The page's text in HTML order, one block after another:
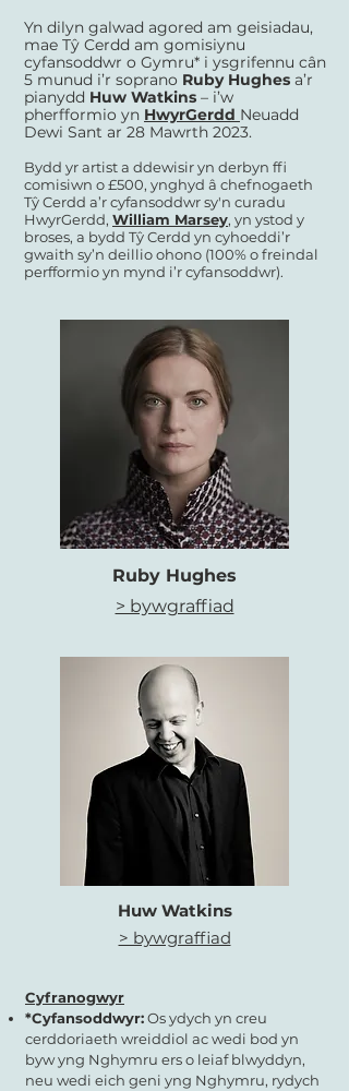
Yn dilyn galwad agored am geisiadau,
mae Tŷ Cerdd am gomisiynu
cyfansoddwr o Gymru* i ysgrifennu cân
5 munud i’r soprano Ruby Hughes a’r
pianydd Huw Watkins – i’w
pherfformio yn HwyrGerdd Neuadd
Dewi Sant ar 28 Mawrth 2023.
Bydd yr artist a ddewisir yn derbyn ffi
comisiwn o £500, ynghyd â chefnogaeth
Tŷ Cerdd a’r cyfansoddwr sy'n curadu
HwyrGerdd, William Marsey, yn ystod y
broses, a bydd Tŷ Cerdd yn cyhoeddi’r
gwaith sy’n deillio ohono (100% o freindal
perfformio yn mynd i’r cyfansoddwr).
Ruby Hughes
> bywgraffiad
Huw Watkins
> bywgraffiad
Cyfranogwyr
*Cyfansoddwyr:Os ydych yn creu
cerddoriaeth wreiddiol ac wedi bod yn
byw yng Nghymru ers o leiaf blwyddyn,
neu wedi eich geni yng Nghymru, rydych